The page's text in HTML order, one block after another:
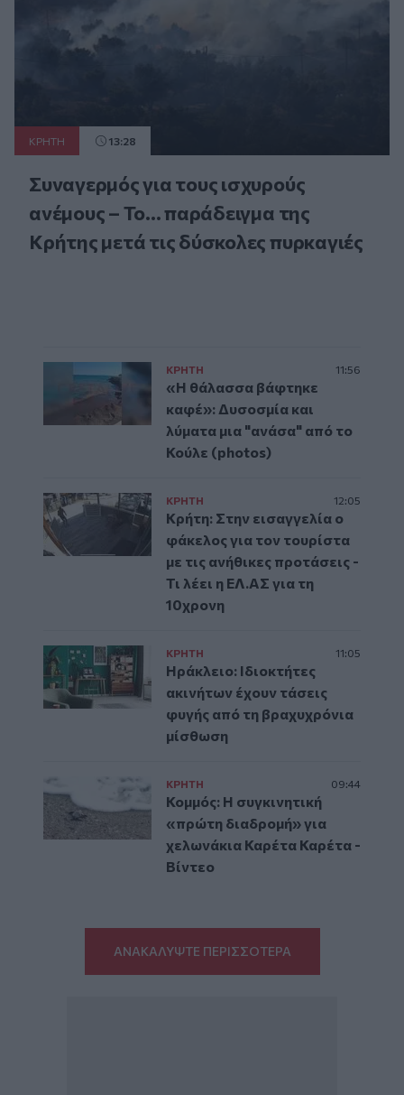
ΚΡΗΤΗ 13:28
Συναγερμός για τους ισχυρούς
ανέμους – Το... παράδειγμα της
Κρήτης μετά τις δύσκολες πυρκαγιές
ΚΡΗΤΗ 11:56
«Η θάλασσα βάφτηκε
καφέ»: Δυσοσμία και
λύματα μια "ανάσα" από το
Κούλε (photos)
ΚΡΗΤΗ 12:05
Κρήτη: Στην εισαγγελία ο
φάκελος για τον τουρίστα
με τις ανήθικες προτάσεις -
Τι λέει η ΕΛ.ΑΣ για τη
10χρονη
ΚΡΗΤΗ 11:05
Ηράκλειο: Ιδιοκτήτες
ακινήτων έχουν τάσεις
φυγής από τη βραχυχρόνια
μίσθωση
ΚΡΗΤΗ 09:44
Κομμός: Η συγκινητική
«πρώτη διαδρομή» για
χελωνάκια Καρέτα Καρέτα -
Βίντεο
ΑΝΑΚΑΛΥΨΤΕ ΠΕΡΙΣΣΟΤΕΡΑ